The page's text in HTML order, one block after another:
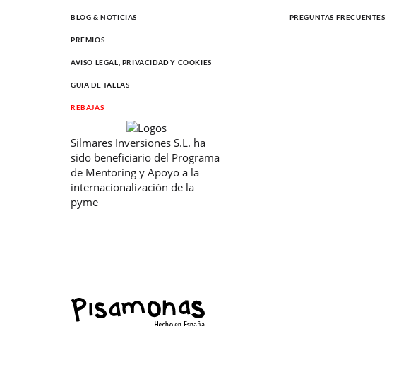
BLOG & NOTICIAS
PREMIOS
AVISO LEGAL, PRIVACIDAD Y COOKIES
GUIA DE TALLAS
REBAJAS
Silmares Inversiones S.L. ha
sido beneficiario del Programa
de Mentoring y Apoyo a la
internacionalización de la
pyme
PREGUNTAS FRECUENTES